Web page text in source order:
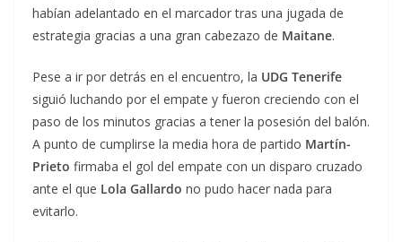
habían adelantado en el marcador tras una jugada de
estrategia gracias a una gran cabezazo de Maitane.
Pese a ir por detrás en el encuentro, la UDG Tenerife
siguió luchando por el empate y fueron creciendo con el
paso de los minutos gracias a tener la posesión del balón.
A punto de cumplirse la media hora de partido Martín-
Prieto firmaba el gol del empate con un disparo cruzado
ante el que Lola Gallardo no pudo hacer nada para
evitarlo.